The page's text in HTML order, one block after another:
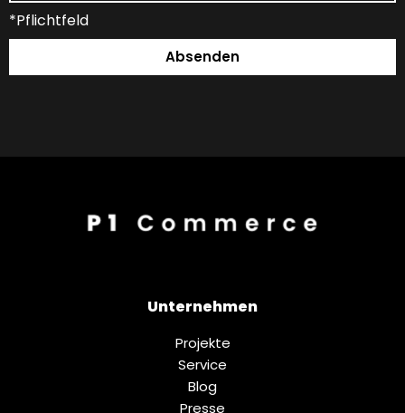
*Pflichtfeld
Absenden
Unternehmen
Projekte
Service
Blog
Presse